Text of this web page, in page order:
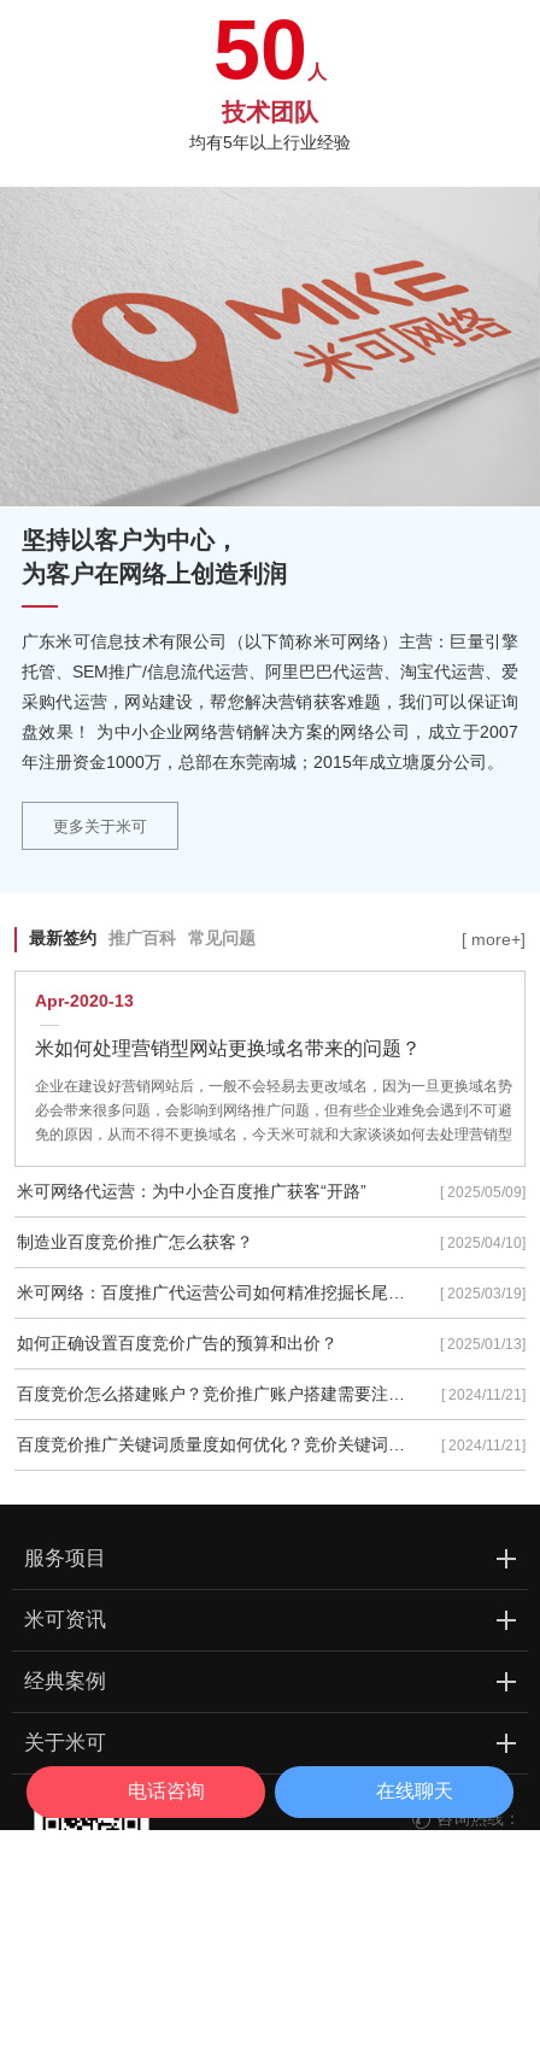
50 人
技术团队
均有5年以上行业经验
坚持以客户为中心，
为客户在网络上创造利润
广东米可信息技术有限公司（以下简称米可网络）主营：巨量引擎
托管、SEM推广/信息流代运营、阿里巴巴代运营、淘宝代运营、爱
采购代运营，网站建设，帮您解决营销获客难题，我们可以保证询
盘效果！ 为中小企业网络营销解决方案的网络公司，成立于2007
年注册资金1000万，总部在东莞南城；2015年成立塘厦分公司。
更多关于米可
最新签约 推广百科 常见问题 [ more+]
Apr-2020-13
米如何处理营销型网站更换域名带来的问题？
企业在建设好营销网站后，一般不会轻易去更改域名，因为一旦更换域名势
必会带来很多问题，会影响到网络推广问题，但有些企业难免会遇到不可避
免的原因，从而不得不更换域名，今天米可就和大家谈谈如何去处理营销型
米可网络代运营：为中小企百度推广获客“开路” [ 2025/05/09]
制造业百度竞价推广怎么获客？ [ 2025/04/10]
[ 2025/03/19]
如何正确设置百度竞价广告的预算和出价？ [ 2025/01/13]
[ 2024/11/21]
[ 2024/11/21]
电话咨询 在线聊天
服务项目
米可资讯
经典案例
关于米可
 咨询热线：